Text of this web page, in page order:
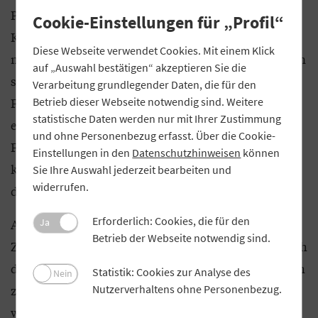
Pflanzenschutzmittel verkaufen, müssen sie den
Kundinnen und Kunden einen Warenbegleitschein
mit Pflichtangaben aushändigen. Die Informationen
sind wichtig bei Kontrollen oder bei einem Unfall.
Fehler der Verantwortlichen ahnden Behörden mit
empfindlichen Bußgeldern oder sogar Strafen.
Früher musste Kern selbst darauf achten, dass alles
korrekt ist. Nun bekommt er die aktuellen Daten
durch das RSM übermittelt.
Auch Zusatzinformationen wie Dokumente oder
Zeichnungen können aufgenommen werden. Durch
die klare Zuordnung für jeden Artikel reduziert sich
zudem die Fehlerwahrscheinlichkeit. „Es ist so gut
wie ausgeschlossen, dass die Mitarbeiterinnen und
Cookie-Einstellungen für „Profil“
Diese Webseite verwendet Cookies. Mit einem Klick
auf „Auswahl bestätigen“ akzeptieren Sie die
Verarbeitung grundlegender Daten, die für den
Betrieb dieser Webseite notwendig sind. Weitere
statistische Daten werden nur mit Ihrer Zustimmung
und ohne Personenbezug erfasst. Über die Cookie-
Einstellungen in den Datenschutzhinweisen können
Sie Ihre Auswahl jederzeit bearbeiten und
widerrufen.
Ja
Erforderlich: Cookies, die für den
Betrieb der Webseite notwendig sind.
Nein
Statistik: Cookies zur Analyse des
Nutzerverhaltens ohne Personenbezug.